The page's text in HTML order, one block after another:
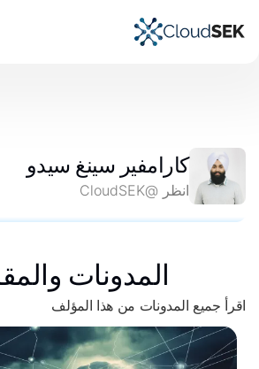
كارامفير سينغ سيدو
انظر @CloudSEK
المدونات
اقرأ جميع المدونات من هذا المؤلف